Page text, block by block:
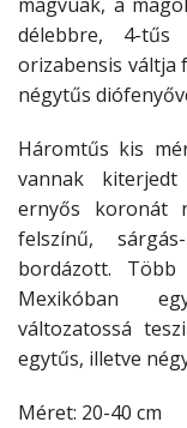
magvúak, a
délebbre, 4-
orizabensis váltja
négytűs
Háromtűs kis
vannak
ernyős koronát
felszínű,
bordázott.
Mexikóban
változatossá
egytűs, illetve
Méret: 20-40 cm